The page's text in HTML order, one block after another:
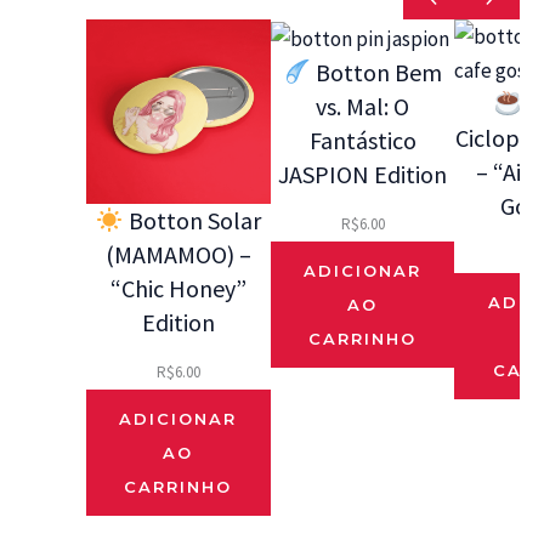
Botton Solar
(MAMAMOO) –
“Chic Honey”
Edition
R$6.00
ADICIONAR
AO
CARRINHO
Botton Bem
vs. Mal: O
Fantástico
JASPION Edition
R$6.00
ADICIONAR
AO
CARRINHO
Ciclope
– “Ai